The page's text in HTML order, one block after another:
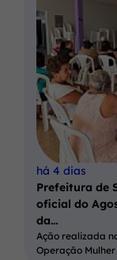
há 4 dias
Prefeitura de
oficial do
da…
Ação realizada
Operação